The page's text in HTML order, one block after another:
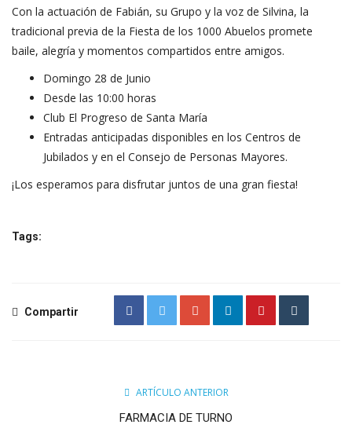
Con la actuación de Fabián, su Grupo y la voz de Silvina, la
tradicional previa de la Fiesta de los 1000 Abuelos promete
baile, alegría y momentos compartidos entre amigos.
Domingo 28 de Junio
Desde las 10:00 horas
Club El Progreso de Santa María
Entradas anticipadas disponibles en los Centros de
Jubilados y en el Consejo de Personas Mayores.
¡Los esperamos para disfrutar juntos de una gran fiesta!
Tags:
Compartir
ARTÍCULO ANTERIOR
FARMACIA DE TURNO